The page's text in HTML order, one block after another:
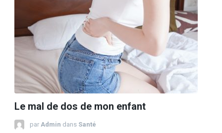
Le mal de dos de mon enfant
par Admin dans Santé